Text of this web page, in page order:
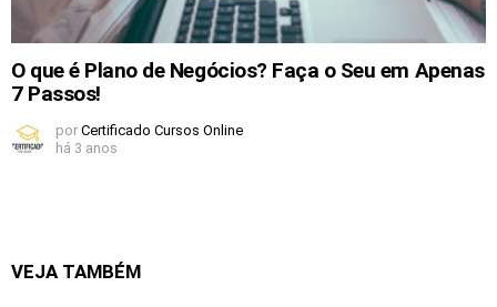
O que é Plano de Negócios? Faça o Seu em Apenas
7 Passos!
por Certificado Cursos Online
há 3 anos
VEJA TAMBÉM